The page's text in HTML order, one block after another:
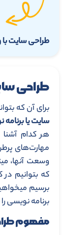
طراحی سایت
طراحی
برای آن که
سایت یا
هر کدام
مهارت‌های
وسعت آنها،
که بتوانیم
برسیم
برنامه نویسی
مفهوم